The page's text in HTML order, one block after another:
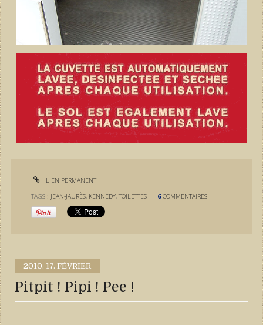
LIEN PERMANENT
TAGS : JEAN-JAURÈS, KENNEDY,TOILETTES 6 COMMENTAIRES
2010. 17. FÉVRIER
Pitpit ! Pipi ! Pee !